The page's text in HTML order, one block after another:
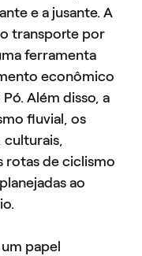
e a jusante. A
transporte por
ferramenta
econômico
Além disso, a
fluvial, os
culturais,
rotas de ciclismo
ao
papel